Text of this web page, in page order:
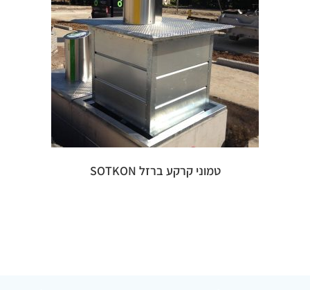
טמוני קרקע ברזל SOTKON